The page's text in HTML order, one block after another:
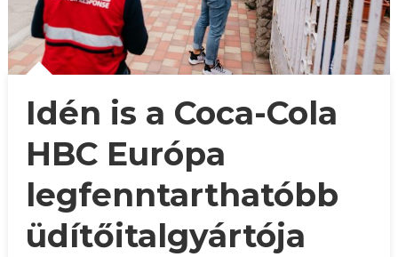
Idén is a Coca-Cola
HBC Európa
legfenntarthatóbb
üdítőitalgyártója